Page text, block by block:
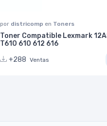
por districomp en Toners
Toner Compatible Lexmark
T610 610 612 616
+288 Ventas